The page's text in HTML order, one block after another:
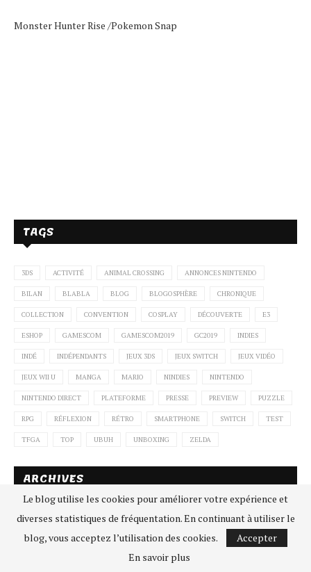
Monster Hunter Rise /Pokemon Snap
TAGS
3DS ACTIVITÉ ANIMAL CROSSING ANNONCES NINTENDO
BILAN BLABLA BLOG BLOGOSPHÈRE CHRONIQUE
COLLECTION CONVENTION COSPLAY DÉCOUVERTE E3
ESHOP GAMESCOM GAMESCOM2019 GC2019 INDIES
INDÉ INDÉPENDANTS JEUX 3DS JEUX SWITCH JEUX VIDÉO
JEUX WII U MANGA MARIO NINDIES NINTENDO
NINTENDO DIRECT PLATEFORME PRESSE PREVIEW PUZZLE
RPG RÉFLEXION RÉTRO SMARTPHONE SWITCH TEST
TFGA TOP UBUH UNBOXING ZELDA
ARCHIVES
Le blog utilise les cookies pour améliorer votre expérience et
diverses statistiques de fréquentation. En continuant à utiliser le
blog, vous acceptez l’utilisation des cookies.
Accepter
En savoir plus